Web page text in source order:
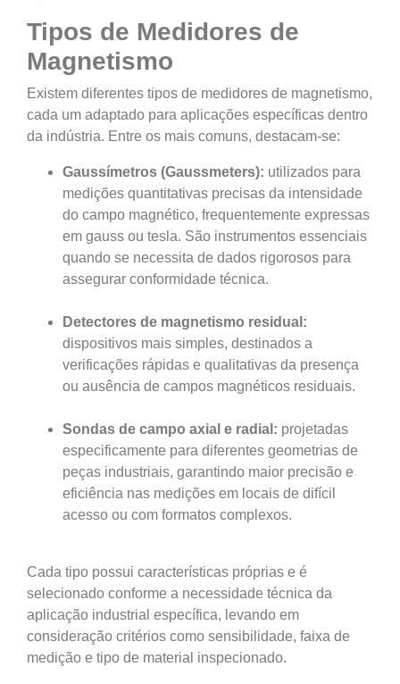
Tipos de Medidores de
Magnetismo
Existem diferentes tipos de medidores de magnetismo,
cada um adaptado para aplicações específicas dentro
da indústria. Entre os mais comuns, destacam-se:
Gaussímetros (Gaussmeters): utilizados para
medições quantitativas precisas da intensidade
do campo magnético, frequentemente expressas
em gauss ou tesla. São instrumentos essenciais
quando se necessita de dados rigorosos para
assegurar conformidade técnica.
Detectores de magnetismo residual:
dispositivos mais simples, destinados a
verificações rápidas e qualitativas da presença
ou ausência de campos magnéticos residuais.
Sondas de campo axial e radial: projetadas
especificamente para diferentes geometrias de
peças industriais, garantindo maior precisão e
eficiência nas medições em locais de difícil
acesso ou com formatos complexos.
Cada tipo possui características próprias e é
selecionado conforme a necessidade técnica da
aplicação industrial específica, levando em
consideração critérios como sensibilidade, faixa de
medição e tipo de material inspecionado.